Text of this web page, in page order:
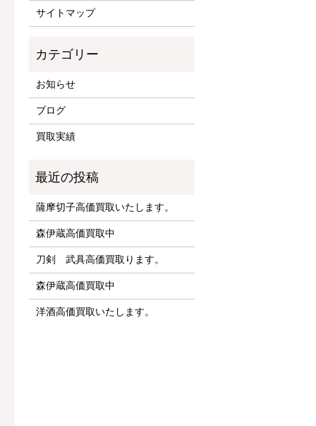
サイトマップ
お知らせ
ブログ
買取実績
薩摩切子高価買取いたします。
森伊蔵高価買取中
刀剣 武具高価買取ります。
森伊蔵高価買取中
洋酒高価買取いたします。